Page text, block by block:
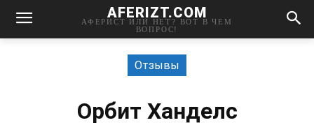
AFERIZT.COM
АФЕРИСТ ИЛИ НЕТ? ВОТ В ЧЕМ
ВОПРОС!
Отзывы
Орбит Ханделс